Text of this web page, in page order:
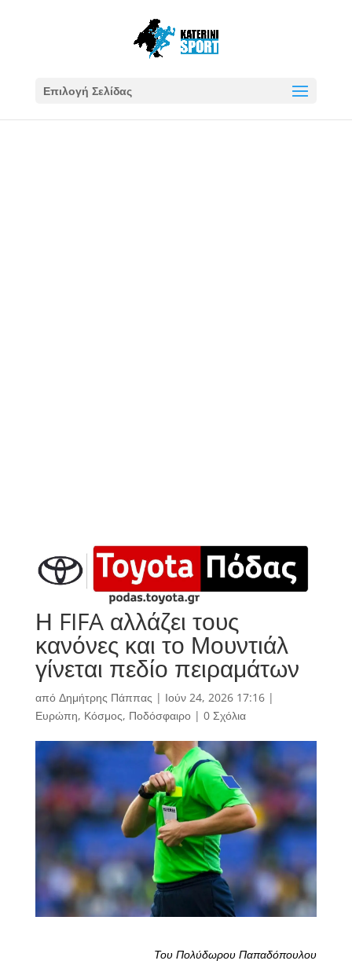
Επιλογή Σελίδας
Η FIFA αλλάζει τους
κανόνες και το Μουντιάλ
γίνεται πεδίο πειραμάτων
από Δημήτρης Πάππας | Ιούν 24, 2026 17:16|
Ευρώπη, Κόσμος, Ποδόσφαιρο| 0 Σχόλια
Του Πολύδωρου Παπαδόπουλου